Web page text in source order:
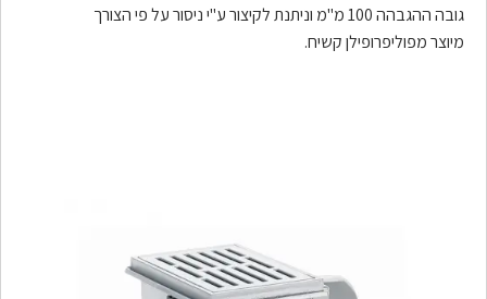
גובה ההגבהה 100 מ"מ וניתנת לקיצור ע"י ניסור על פי הצורך
מיוצר מפוליפרופילן קשיח.